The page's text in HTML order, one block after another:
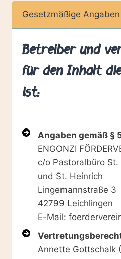
Gesetzmäßige Angaben
Betreiber und
für den Inhalt
ist:
Angaben gemäß §
ENGONZI
c/o Pastoralbüro
und St. Heinrich
Lingemannstraße 3
42799 Leichlingen
E-Mail:
Annette Gottschalk